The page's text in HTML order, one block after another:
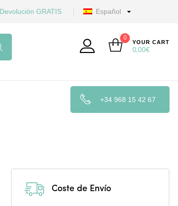
GRATIS Español
0
YOUR CART
0,00€
+34 968 15 42 67
Coste de Envío